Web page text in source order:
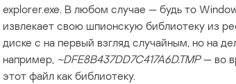
explorer.exe. В любом случае — будь то
извлекает свою шпионскую библиотеку из
диске с на первый взгляд случайным, но на
например, ~DFE8B437DD7C417A6D.TMP— во
этот файл как библиотеку.